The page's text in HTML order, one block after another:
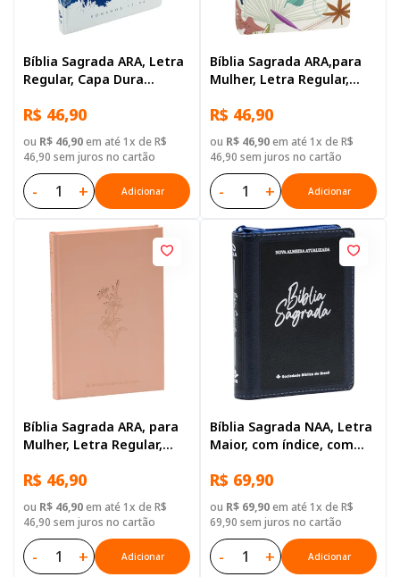
Bíblia Sagrada ARA, Letra
Regular, Capa Dura
R$ 46,90
ou R$ 46,90em até 1x de R$
46,90 sem juros no cartão
- + Adicionar
Bíblia Sagrada ARA,para
Mulher, Letra Regular,
R$ 46,90
ou R$ 46,90em até 1x de R$
46,90 sem juros no cartão
- + Adicionar
Bíblia Sagrada ARA, para
Mulher, Letra Regular,
R$ 46,90
ou R$ 46,90em até 1x de R$
46,90 sem juros no cartão
- + Adicionar
Bíblia Sagrada NAA, Letra
Maior, com índice, com
Sintético Azul
R$ 69,90
ou R$ 69,90em até 1x de R$
69,90 sem juros no cartão
- + Adicionar